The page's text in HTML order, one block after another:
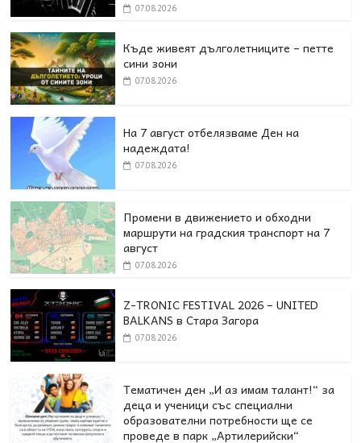
07.08.2026
Къде живеят дълголетниците – петте
сини зони
07.08.2026
На 7 август отбелязваме Ден на
надеждата!
07.08.2026
Промени в движението и обходни
маршрути на градския транспорт на 7
август
07.08.2026
Z-TRONIC FESTIVAL 2026 – UNITED
BALKANS в Стара Загора
07.08.2026
Тематичен ден „И аз имам талант!“ за
деца и ученици със специални
образователни потребности ще се
проведе в парк „Артилерийски“